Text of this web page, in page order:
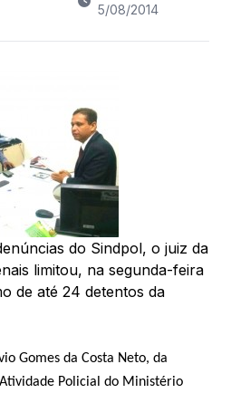
5/08/2014
do Sindpol, o juiz da
limitou, na segunda-feira
de até 24 detentos da
Gomes da Costa Neto, da
Policial do Ministério